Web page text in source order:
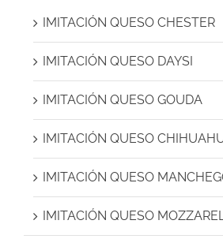
IMITACIÓN QUESO CHESTER
IMITACIÓN QUESO DAYSI
IMITACIÓN QUESO GOUDA
IMITACIÓN QUESO
IMITACIÓN QUESO
IMITACIÓN QUESO